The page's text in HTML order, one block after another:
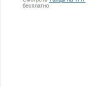
бесплатно